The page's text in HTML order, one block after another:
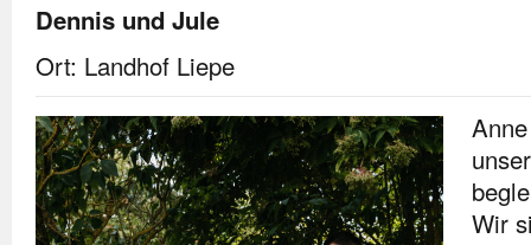
Dennis und Jule
Ort: Landhof Liepe
Wir